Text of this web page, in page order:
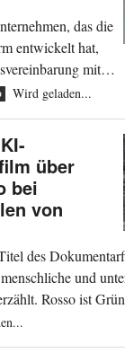
La Regione.
das die
entwickelt hat,
mit
Ausbau der
von Callimacus
die...
Wird geladen...
über
bei
von
des
und
Rosso ist
OTB